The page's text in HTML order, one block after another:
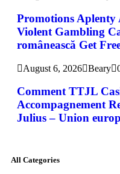
Promotions Aplenty
Violent Gambling
românească Get
August 6, 2026 Beary
Comment TTJL
Accompagnement
Julius – Union
All Categories